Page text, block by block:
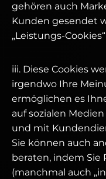
gehören auch
Kunden gesendet
„Leistungs-
iii. Diese Cookies
irgendwo Ihre
ermöglichen es
auf sozialen
und mit
Sie können auch
beraten, indem
(manchmal auch